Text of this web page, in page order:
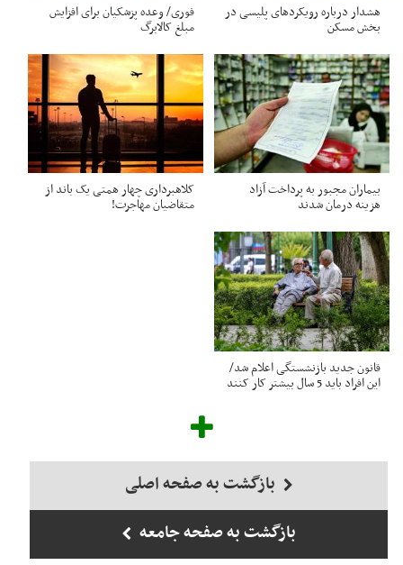
هشدار درباره رویکردهای پلیسی در
بخش مسکن
فوری/ وعده پزشکیان برای افزایش
مبلغ کالابرگ
بیماران مجبور به پرداخت آزاد
هزینه درمان شدند
کلاهبرداری چهار همتی یک باند از
متقاضیان مهاجرت!
قانون جدید بازنشستگی اعلام شد/
این افراد باید 5 سال بیشتر کار کنند
بازگشت به صفحه اصلی
بازگشت به صفحه جامعه